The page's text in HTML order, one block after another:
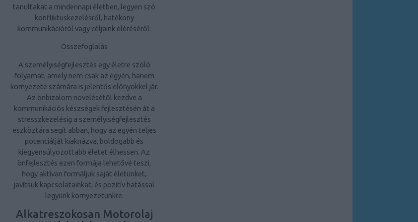
tanultakat a mindennapi életben, legyen szó
konfliktuskezelésről, hatékony
kommunikációról vagy céljaink eléréséről.
Összefoglalás
A személyiségfejlesztés egy életre szóló
folyamat, amely nem csak az egyén, hanem
környezete számára is jelentős előnyökkel jár.
Az önbizalom növelésétől kezdve a
kommunikációs készségek fejlesztésén át a
stresszkezelésig a személyiségfejlesztés
eszköztára segít abban, hogy az egyén teljes
potenciálját kiaknázva, boldogabb és
kiegyensúlyozottabb életet élhessen. Az
önfejlesztés ezen formája lehetővé teszi,
hogy aktívan formáljuk saját életünket,
javítsuk kapcsolatainkat, és pozitív hatással
legyünk környezetünkre.
Alkatreszokosan Motorolaj